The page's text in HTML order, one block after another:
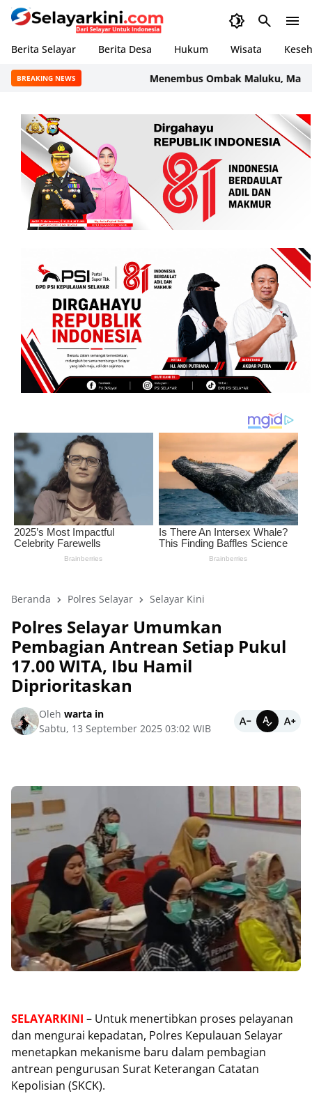
Berita Selayar Berita Desa Hukum Wisata
BREAKING NEWS Menembus Ombak Maluku, Mantri
Beranda Polres Selayar Selayar Kini
Polres Selayar Umumkan
Pembagian Antrean Setiap Pukul
17.00 WITA, Ibu Hamil
Diprioritaskan
Oleh warta in
Sabtu, 13 September 2025 03:02 WIB
SELAYARKINI – Untuk menertibkan proses pelayanan
dan mengurai kepadatan, Polres Kepulauan Selayar
menetapkan mekanisme baru dalam pembagian
antrean pengurusan Surat Keterangan Catatan
Kepolisian (SKCK).